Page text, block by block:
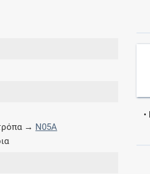
→ N05A
•